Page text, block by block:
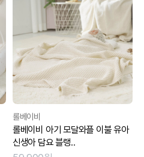
롤베이비
롤베이비 아기 모달와플 이불 유아
신생아 담요 블랭..